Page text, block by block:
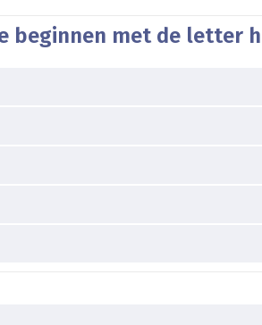
beginnen met de letter h